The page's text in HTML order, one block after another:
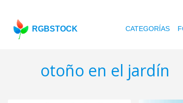
RGBSTOCK CATEGORÍAS
otoño en el jardín